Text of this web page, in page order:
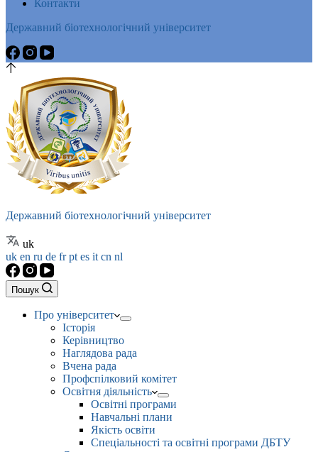
Контакти
Державний біотехнологічний університет
Державний біотехнологічний університет
uk
uk en ru de frpt es it cn nl
Пошук
Про університет
Історія
Керівництво
Наглядова рада
Вчена рада
Профспілковий комітет
Освітня діяльність
Освітні програми
Навчальні плани
Якість освіти
Спеціальності та освітні програми ДБТУ